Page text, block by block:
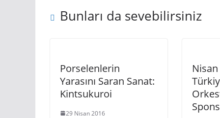
Bunları da sevebilirsiniz
Porselenlerin
Yarasını Saran Sanat:
Kintsukuroi
29 Nisan 2016